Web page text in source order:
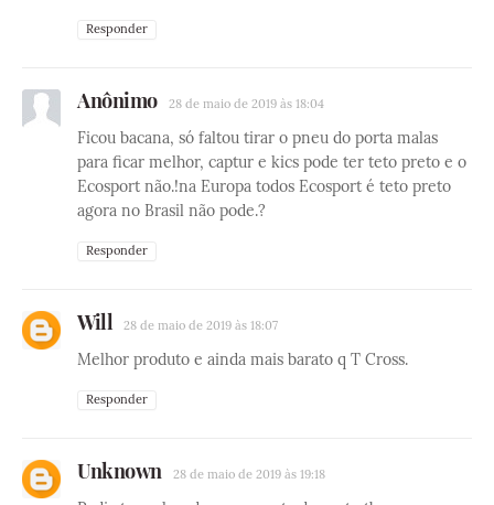
Responder
Anônimo 28 de maio de 2019 às 18:04
Ficou bacana, só faltou tirar o pneu do porta malas
para ficar melhor, captur e kics pode ter teto preto e o
Ecosport não.!na Europa todos Ecosport é teto preto
agora no Brasil não pode.?
Responder
Will 28 de maio de 2019 às 18:07
Melhor produto e ainda mais barato q T Cross.
Responder
Unknown 28 de maio de 2019 às 19:18